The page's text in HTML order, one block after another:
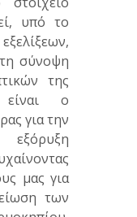
υπό το
σύνοψη
της
ο
για την
μας για
των